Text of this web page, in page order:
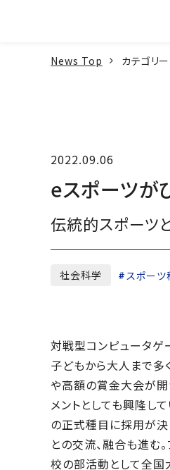
News Top カテゴリー
2022.09.06
eスポーツが
伝統的スポーツ
社会科学 スポーツ
対戦型コンピュータゲ
子どもから大人まで多
や高額の賞金大会が開
メントとしても興隆し
の正式種目に採用が決
との交流、融合も進む
校の部活動として全国